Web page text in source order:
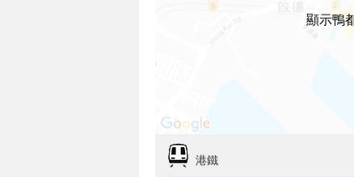
顯示鴨
港鐵